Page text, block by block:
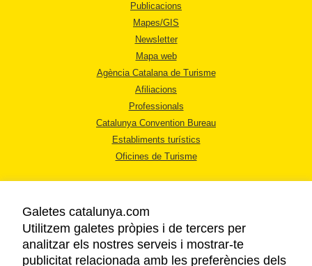
Publicacions
Mapes/GIS
Newsletter
Mapa web
Agència Catalana de Turisme
Afiliacions
Professionals
Catalunya Convention Bureau
Establiments turístics
Oficines de Turisme
AVÍS LEGAL
Galetes catalunya.com
Utilitzem galetes pròpies i de tercers per
analitzar els nostres serveis i mostrar-te
publicitat relacionada amb les preferències dels